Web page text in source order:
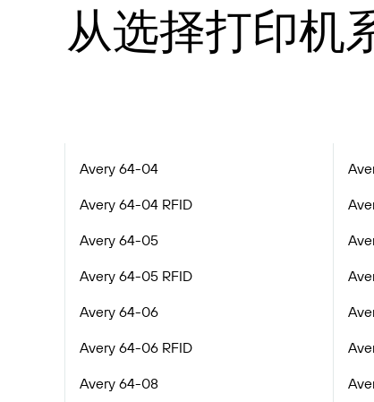
从选择打印机
Avery 64-04
Avery 64-04 RFID
Avery 64-05
Avery 64-05 RFID
Avery 64-06
Avery 64-06 RFID
Avery 64-08